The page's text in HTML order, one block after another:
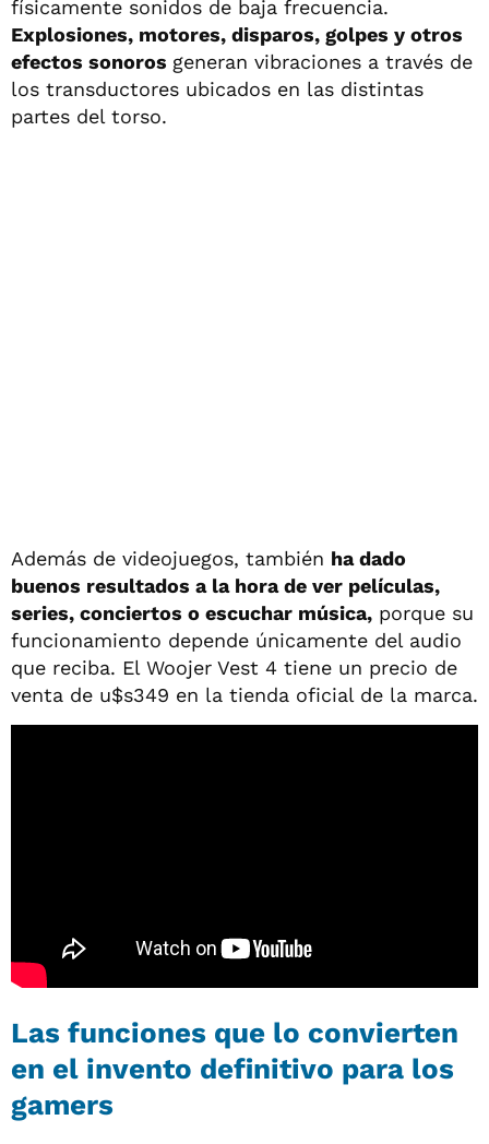
físicamente sonidos de baja frecuencia.
Explosiones, motores, disparos, golpes y otros
efectos sonoros generan vibraciones a través de
los transductores ubicados en las distintas
partes del torso.
Además de videojuegos, también ha dado
buenos resultados a la hora de ver películas,
series, conciertos o escuchar música, porque su
funcionamiento depende únicamente del audio
que reciba. El Woojer Vest 4 tiene un precio de
venta de u$s349 en la tienda oficial de la marca.
Las funciones que lo convierten
en el invento definitivo para los
gamers